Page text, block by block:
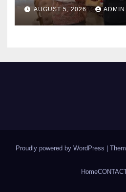
AUGUST 5, 2026 ADMIN
Proudly powered by WordPress |
Home